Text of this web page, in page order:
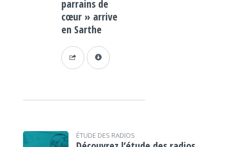
parrains de
cœur » arrive
en Sarthe
ÉTUDE DES RADIOS